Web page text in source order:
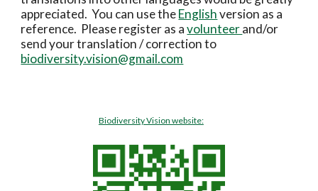
appreciated.  You can use the English version as a
reference.  Please register as a volunteer and/or
biodiversity.vision@gmail.com
Biodiversity Vision website: